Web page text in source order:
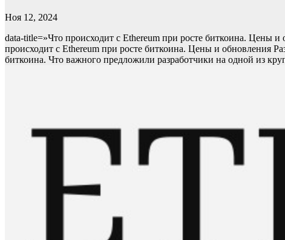
Ноя 12, 2024
data-title=»Что происходит с Ethereum при росте биткоина. Цены
происходит с Ethereum при росте биткоина. Цены и обновления
биткоина. Что важного предложили разработчики на одной из